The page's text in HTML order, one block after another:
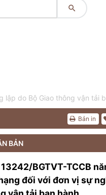

lập do Bộ Giao thông vận tải
Bản in
BẢN
BGTVT-TCCB
đối với đơn vị sự